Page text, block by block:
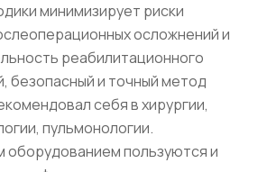
минимизирует риски
осложнений и
реабилитационного
безопасный и точный метод
себя в хирургии,
пульмонологии.
оборудованием пользуются и